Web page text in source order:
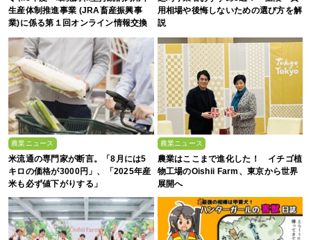
生産体制推進事業 (JRA畜産振興事
業)に係る第１回オンライン情報交換
会
用相場や後悔しないための選び方を解
説
農業ニュース
米流通の専門家が断言。「8月には5
キロの価格が3000円」、「2025年産
米も必ず値下がりする」
農業ニュース
農業はここまで進化した！ イチゴ植
物工場のOishii Farm、東京から世界
展開へ